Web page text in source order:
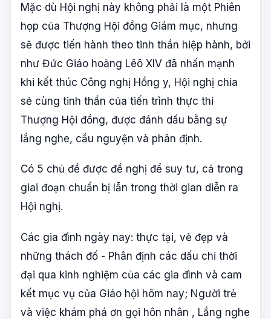
Mặc dù Hội nghị này không phải là một Phiên
họp của Thượng Hội đồng Giám mục, nhưng
sẽ được tiến hành theo tinh thần hiệp hành, bởi
như Đức Giáo hoàng Lêô XIV đã nhấn mạnh
khi kết thúc Công nghị Hồng y, Hội nghị chia
sẻ cùng tinh thần của tiến trình thực thi
Thượng Hội đồng, được đánh dấu bằng sự
lắng nghe, cầu nguyện và phân định.
Có 5 chủ đề được đề nghị để suy tư, cả trong
giai đoạn chuẩn bị lẫn trong thời gian diễn ra
Hội nghị.
Các gia đình ngày nay: thực tại, vẻ đẹp và
những thách đố - Phân định các dấu chỉ thời
đại qua kinh nghiệm của các gia đình và cam
kết mục vụ của Giáo hội hôm nay; Người trẻ
và việc khám phá ơn gọi hôn nhân , Lắng nghe